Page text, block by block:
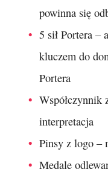
powinna się
5 sił Portera –
kluczem do
Portera
Współczynnik
interpretacja
Pinsy z logo –
Medale